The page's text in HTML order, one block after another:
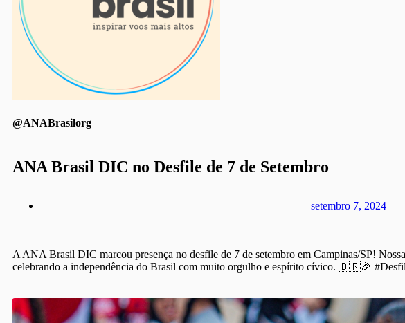
@ANABrasilorg
ANA Brasil DIC no Desfile de 7 de Setembro
setembro 7, 2024
A ANA Brasil DIC marcou presença no desfile de 7 de setembro em Campinas/SP!
celebrando a independência do Brasil com muito orgulho e espírito cívico. 🇧🇷🎉